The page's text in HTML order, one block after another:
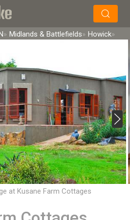
Soek
Midlands & Battlefields Howick
at Kusane Farm Cottages